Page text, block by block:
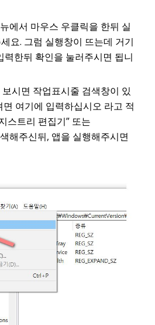
에서 마우스 우클릭을 한뒤 실
요. 그럼 실행창이 뜨는데 거기
한뒤 확인을 눌러주시면 됩니
시면 작업표시줄 검색창이 있
면 여기에 입력하십시오 라고 적
스트리 편집기” 또는
해주신뒤, 앱을 실행해주시면